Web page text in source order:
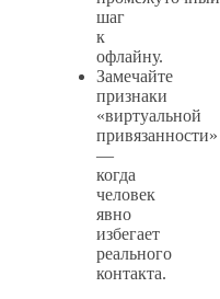
шаг
к
офлайну.
Замечайте
признаки
«виртуальной
привязанности»
—
когда
человек
явно
избегает
реального
контакта.